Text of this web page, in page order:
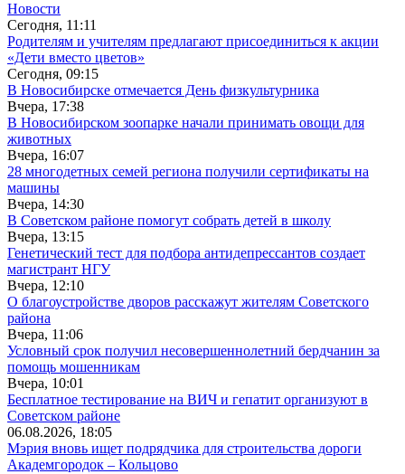
Новости
Сегодня, 11:11
Родителям и учителям предлагают присоединиться к акции
«Дети вместо цветов»
Сегодня, 09:15
В Новосибирске отмечается День физкультурника
Вчера, 17:38
В Новосибирском зоопарке начали принимать овощи для
животных
Вчера, 16:07
28 многодетных семей региона получили сертификаты на
машины
Вчера, 14:30
В Советском районе помогут собрать детей в школу
Вчера, 13:15
Генетический тест для подбора антидепрессантов создает
магистрант НГУ
Вчера, 12:10
О благоустройстве дворов расскажут жителям Советского
района
Вчера, 11:06
Условный срок получил несовершеннолетний бердчанин за
помощь мошенникам
Вчера, 10:01
Бесплатное тестирование на ВИЧ и гепатит организуют в
Советском районе
06.08.2026, 18:05
Мэрия вновь ищет подрядчика для строительства дороги
Академгородок – Кольцово